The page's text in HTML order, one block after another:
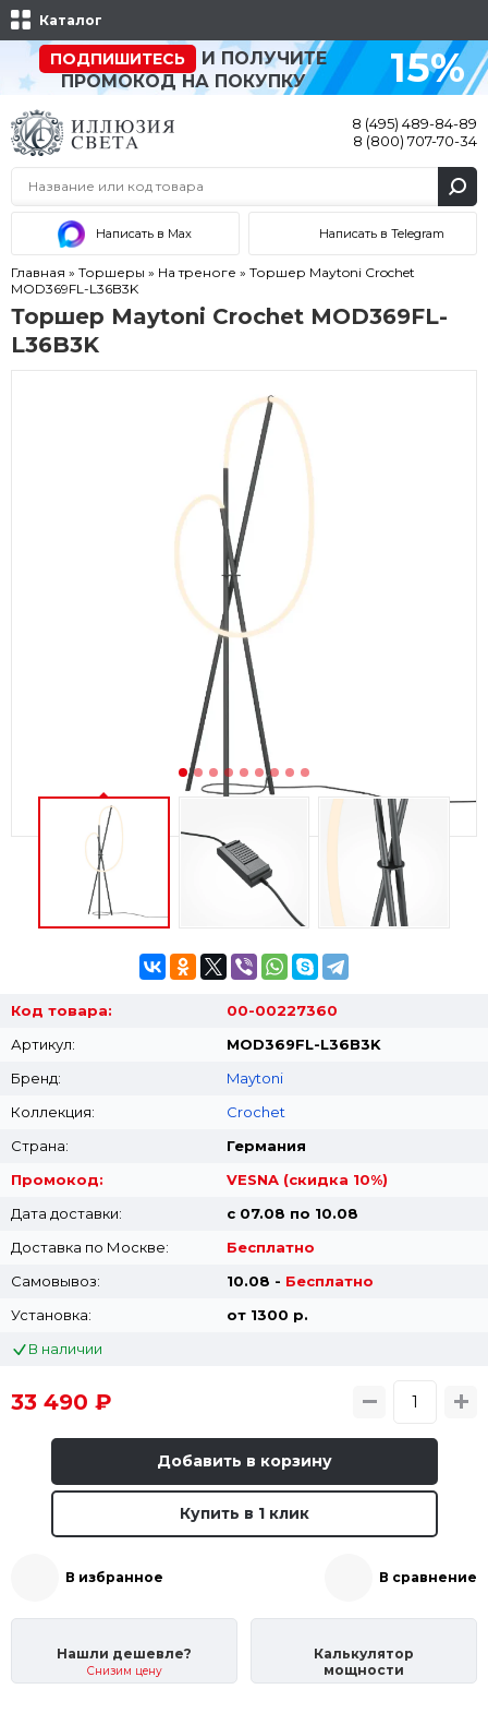
Каталог
ПОДПИШИТЕСЬ
И ПОЛУЧИТЕ
ПРОМОКОД НА ПОКУПКУ
15%
8 (495) 489-84-89
8 (800) 707-70-34
Написать в Max Написать в Telegram
Главная » Торшеры » На треноге » Торшер Maytoni Crochet
MOD369FL-L36B3K
Торшер Maytoni Crochet MOD369FL-
L36B3K
Код товара:
00-00227360
Артикул:
MOD369FL-L36B3K
Бренд:
Maytoni
Коллекция:
Crochet
Страна:
Германия
Промокод:
VESNA (скидка 10%)
Дата доставки:
с 07.08 по 10.08
Доставка по Москве:
Бесплатно
Самовывоз:
10.08 - Бесплатно
Установка:
от 1300 p.
В наличии
33 490 ₽
Добавить в корзину
Купить в 1 клик
В избранное В сравнение
Нашли дешевле?
Снизим цену
Калькулятор
мощности